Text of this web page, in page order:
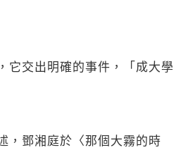
它交出明確的事件，「成大學
，鄧湘庭於〈那個大霧的時